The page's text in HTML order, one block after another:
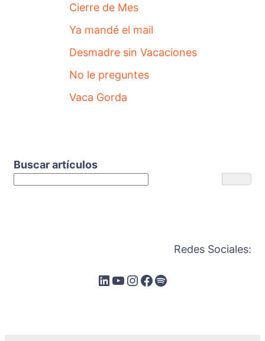
Cierre de Mes
Ya mandé el mail
Desmadre sin Vacaciones
No le preguntes
Vaca Gorda
Buscar artículos
Redes Sociales: